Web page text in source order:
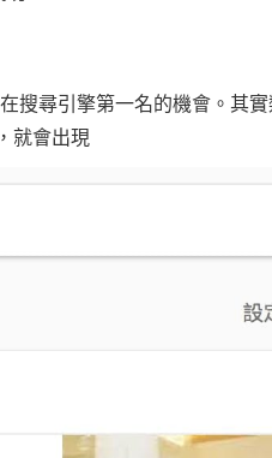
搜尋引擎第一名的機會。其
就會出現